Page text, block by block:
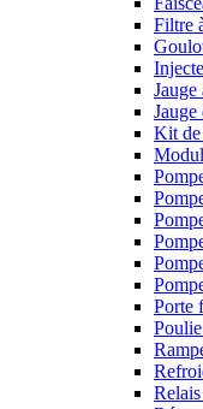
Filtre
Jauge
Kit de
Porte